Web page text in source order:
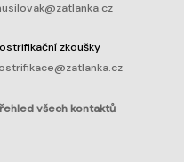
zkoušky
všech kontaktů